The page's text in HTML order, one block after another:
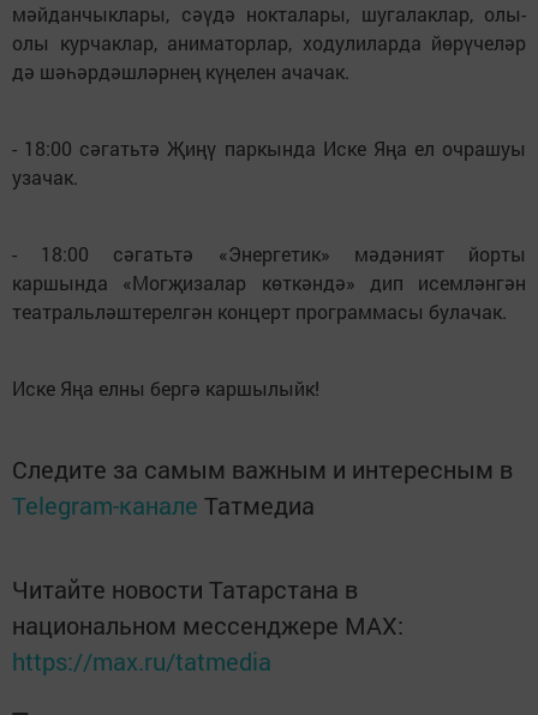
мәйданчыклары, сәүдә нокталары, шугалаклар, олы-
олы курчаклар, аниматорлар, ходулиларда йөрүчеләр
дә шәһәрдәшләрнең күңелен ачачак.
- 18:00 сәгатьтә Җиңү паркында Иске Яңа ел очрашуы
узачак.
- 18:00 сәгатьтә «Энергетик» мәдәният йорты
каршында «Могҗизалар көткәндә» дип исемләнгән
театральләштерелгән концерт программасы булачак.
Иске Яңа елны бергә каршылыйк!
Следите за самым важным и интересным в
Telegram-канале Татмедиа
Читайте новости Татарстана в
национальном мессенджере MАХ:
https://max.ru/tatmedia